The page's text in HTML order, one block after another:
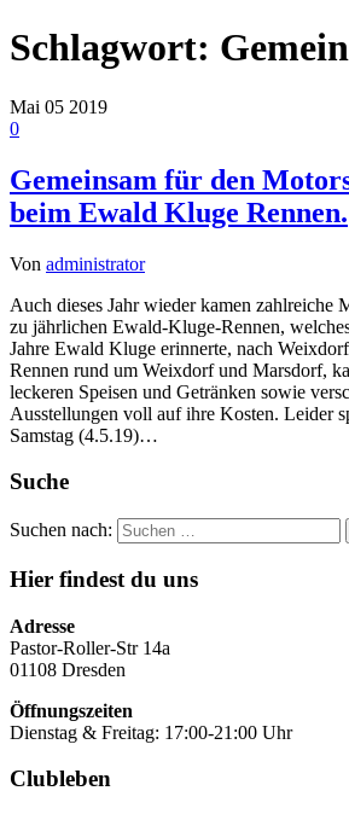
Schlagwort:
Mai 05 2019
0
Gemeinsam für den
beim Ewald Kluge Rennen.
Von administrator
Auch dieses Jahr wieder kamen zahlreiche
zu jährlichen Ewald-Kluge-Rennen,
Jahre Ewald Kluge erinnerte, nach
Rennen rund um Weixdorf und Marsdorf,
leckeren Speisen und Getränken sowie
Ausstellungen voll auf ihre Kosten. Leider
Samstag (4.5.19)…
Suche
Suchen nach:
Hier findest du uns
Adresse
Pastor-Roller-Str 14a
01108 Dresden
Öffnungszeiten
Dienstag & Freitag: 17:00-21:00 Uhr
Clubleben